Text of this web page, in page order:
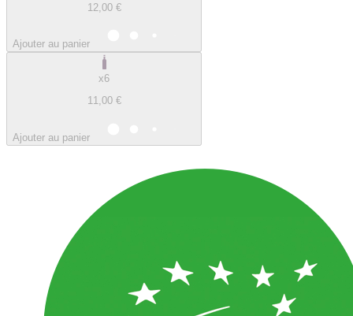
12,00 €
Ajouter au panier
x6
11,00 €
Ajouter au panier